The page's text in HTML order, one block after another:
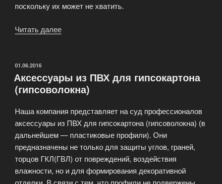
поскольку их может не хватить.
Читать далее
жилого
помещения»
ОПУБЛИКОВАНО
01.06.2016
Аксессуары из ПВХ для гипсокартона
(гипсоволокна)
Наша компания представляет на суд профессионалов
аксессуары из ПВХ для гипсокартона (гипсоволокна) (в
дальнейшем — пластиковые профили). Они
предназначены не только для защиты углов, граней,
торцов ГКЛ(ГВЛ) от повреждений, воздействия
влажности, но и для формирования декоративной